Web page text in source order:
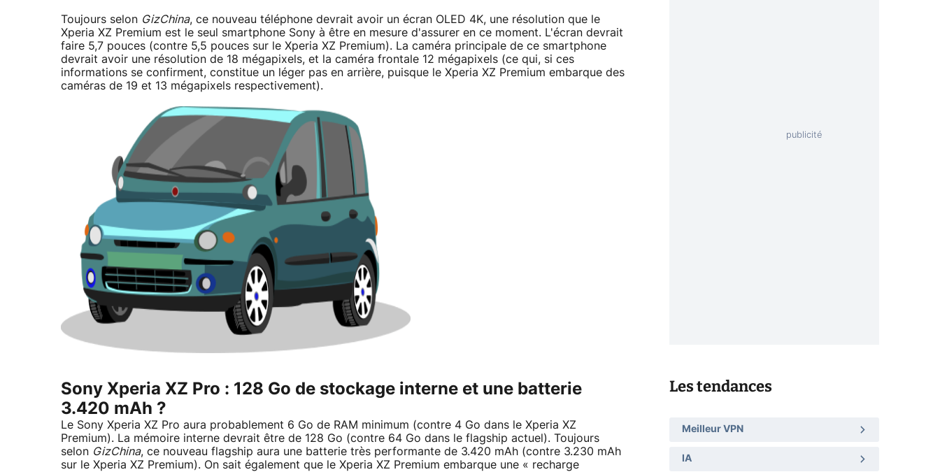
Toujours selon GizChina, ce nouveau téléphone devrait avoir un écran OLED 4K, une résolution que le
Xperia XZ Premium est le seul smartphone Sony à être en mesure d'assurer en ce moment. L'écran devrait
faire 5,7 pouces (contre 5,5 pouces sur le Xperia XZ Premium). La caméra principale de ce smartphone
devrait avoir une résolution de 18 mégapixels, et la caméra frontale 12 mégapixels (ce qui, si ces
informations se confirment, constitue un léger pas en arrière, puisque le Xperia XZ Premium embarque des
caméras de 19 et 13 mégapixels respectivement).
Sony Xperia XZ Pro : 128 Go de stockage interne et une batterie
3.420 mAh ?
Le Sony Xperia XZ Pro aura probablement 6 Go de RAM minimum (contre 4 Go dans le Xperia XZ
Premium). La mémoire interne devrait être de 128 Go (contre 64 Go dans le flagship actuel). Toujours
selon GizChina, ce nouveau flagship aura une batterie très performante de 3.420 mAh (contre 3.230 mAh
sur le Xperia XZ Premium). On sait également que le Xperia XZ Premium embarque une « recharge
Les tendances
Meilleur VPN
IA